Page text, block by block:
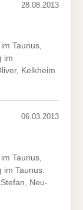
28.08.2013
Taunus,
im
Kelkheim
06.03.2013
Taunus,
Taunus.
Neu-